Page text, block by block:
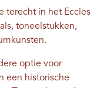
terecht in het Eccles
toneelstukken,
optie voor
een historische